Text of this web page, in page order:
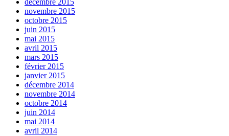
décembre 2015
novembre 2015
octobre 2015
juin 2015
mai 2015
avril 2015
mars 2015
février 2015
janvier 2015
décembre 2014
novembre 2014
octobre 2014
juin 2014
mai 2014
avril 2014